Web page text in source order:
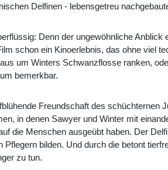
Delfinen - lebensgetreu
Denn der ungewöhnliche
schon ein Kinoerlebnis, das ohne viel
um Winters Schwanzflosse ranken,
bemerkbar.
Freundschaft des schüchternen
in denen Sawyer und Winter mit
die Menschen ausgeübt haben. Der
bilden. Und durch die betont
zu tun.